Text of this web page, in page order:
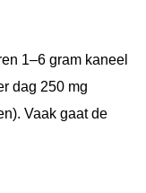
1–6 gram kaneel
dag 250 mg
Vaak gaat de